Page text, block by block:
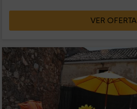
VER OFERTA